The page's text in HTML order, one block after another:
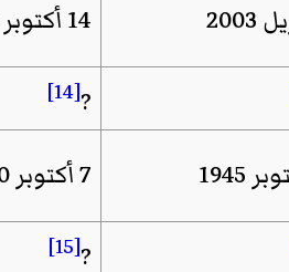
14 أكتوبر 1966
?
[14]
7 أكتوبر 1960
?
[15]